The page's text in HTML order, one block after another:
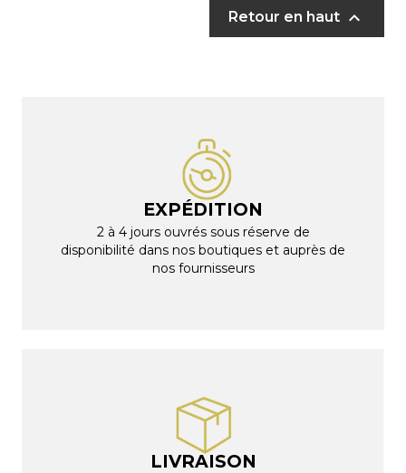
Retour en haut 
EXPÉDITION
2 à 4 jours ouvrés sous réserve de
disponibilité dans nos boutiques et auprès de
nos fournisseurs
LIVRAISON